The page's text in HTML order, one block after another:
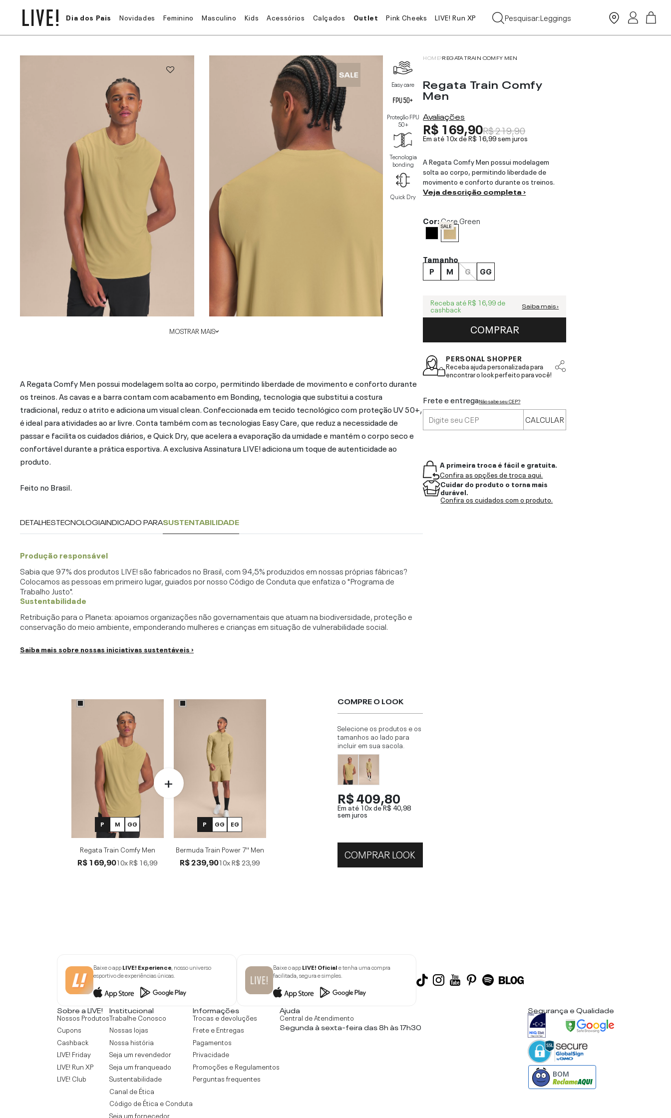
Dia dos Pais Novidades Feminino Masculino Kids Acessórios Calçados Outlet Pink Cheeks LIVE! Run XP
Pesquisar:Leggings
MOSTRAR MAIS
Easy care
Proteção FPU
50+
Tecnologia
bonding
Quick Dry
A Regata Comfy Men possui modelagem solta ao corpo, permitindo liberdade de movimento e conforto durante
os treinos. As cavas e a barra contam com acabamento em Bonding, tecnologia que substitui a costura
tradicional, reduz o atrito e adiciona um visual clean. Confeccionada em tecido tecnológico com proteção UV 50+,
é ideal para atividades ao ar livre. Conta também com as tecnologias Easy Care, que reduz a necessidade de
passar e facilita os cuidados diários, e Quick Dry, que acelera a evaporação da umidade e mantém o corpo seco e
confortável durante a prática esportiva. A exclusiva Assinatura LIVE! adiciona um toque de autenticidade ao
produto.
Feito no Brasil.
DETALHESTECNOLOGIAINDICADO PARASUSTENTABILIDADE
Produção responsável
Sabia que 97% dos produtos LIVE! são fabricados no Brasil, com 94,5% produzidos em nossas próprias fábricas?
Colocamos as pessoas em primeiro lugar, guiados por nosso Código de Conduta que enfatiza o "Programa de
Trabalho Justo".
Sustentabilidade
Retribuição para o Planeta: apoiamos organizações não governamentais que atuam na biodiversidade, proteção e
conservação do meio ambiente, emponderando mulheres e crianças em situação de vulnerabilidade social.
Saiba mais sobre nossas iniciativas sustentáveis ›
P M GG
Regata Train Comfy Men
R$ 169,9010xR$ 16,99
P GG EG
Bermuda Train Power 7'' Men
R$ 239,9010xR$ 23,99
COMPRE O LOOK
Selecione os produtos e os
tamanhos ao lado para
incluir em sua sacola.
R$ 409,80
Em até 10x deR$ 40,98
sem juros
COMPRAR LOOK
HOME REGATA TRAIN COMFY MEN
Regata Train Comfy
Men
Avaliações
R$ 169,90R$ 219,90
Em até 10x deR$ 16,99sem juros
A Regata Comfy Men possui modelagem
solta ao corpo, permitindo liberdade de
movimento e conforto durante os treinos.
Veja descrição completa ›
Cor:Core Green
SALE
Tamanho
P
M G GG
Receba até R$ 16,99 de
cashback Saiba mais ›
COMPRAR
PERSONAL SHOPPER
Receba ajuda personalizada para
encontrar o look perfeito para você!
Frete e entregaNão sabe seu CEP?
CALCULAR
A primeira troca é fácil e gratuita.
Confira as opções de troca aqui.
Cuidar do produto o torna mais
durável.
Confira os cuidados com o produto.
Baixe o appLIVE! Experience, nosso universo
esportivo de experiências únicas.
Baixe o appLIVE! Oficiale tenha uma compra
facilitada, segura e simples.
Sobre a LIVE!
Nossos Produtos
Cupons
Cashback
LIVE! Friday
LIVE! Run XP
LIVE! Club
Institucional
Trabalhe Conosco
Nossas lojas
Nossa história
Seja um revendedor
Seja um franqueado
Sustentabilidade
Canal de Ética
Código de Ética e Conduta
Seja um fornecedor
Informações
Trocas e devoluções
Frete e Entregas
Pagamentos
Privacidade
Promoções e Regulamentos
Perguntas frequentes
Ajuda
Central de Atendimento
Segunda à sexta-feira das 8h às 17h30
Segurança e Qualidade
BOM